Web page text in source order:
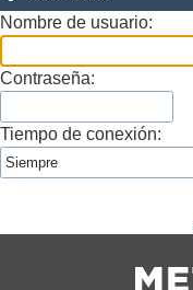
Nombre de usuario:
Contraseña:
Tiempo de conexión: